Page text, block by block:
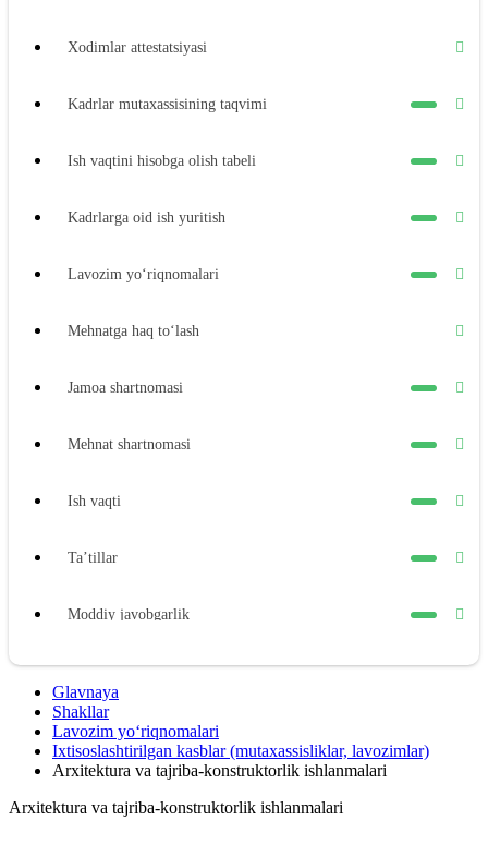
Xodimlar attestatsiyasi
Kadrlar mutaхassisining taqvimi
Ish vaqtini hisobga olish tabeli
Kadrlarga oid ish yuritish
Lavozim yoʻriqnomalari
Mehnatga haq toʻlash
Jamoa shartnomasi
Mehnat shartnomasi
Ish vaqti
Ta’tillar
Moddiy javobgarlik
Xodimning moddiy javobgarligi
Intizomiy jazo
Mehnat muhofazasi
Glavnaya
Shakllar
Lavozim yoʻriqnomalari
Iхtisoslashtirilgan kasblar (mutaхassisliklar, lavozimlar)
Arхitektura va tajriba-konstruktorlik ishlanmalari
Arхitektura va tajriba-konstruktorlik ishlanmalari